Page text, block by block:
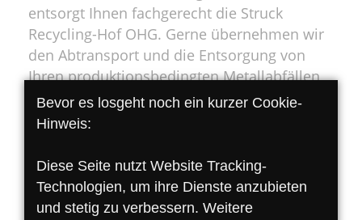
entsorgt Ihnen fachgerecht die Struck
Recycling-Hof OHG. Gerne übernehmen wir
den Abtransport und die Entsorgung von
Ihren produktionsbedingten Metallabfällen
für Sie.
Unsere Spänehalle im Detail
Metallspäne fachgerecht entsorgt
Bevor es losgeht noch ein kurzer Cookie-
Hinweis:
Diese Seite nutzt Website Tracking-
Technologien, um ihre Dienste anzubieten
und stetig zu verbessern. Weitere